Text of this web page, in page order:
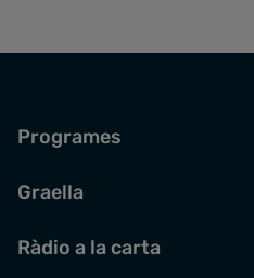
Programes
Graella
Ràdio a la carta